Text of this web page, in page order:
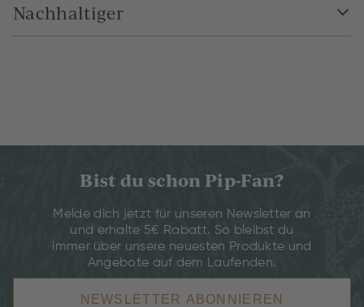
Nachhaltiger
Bist du schon Pip-Fan?
Melde dich jetzt für unseren Newsletter an
und erhalte 5€ Rabatt. So bleibst du
immer über unsere neuesten Produkte und
Angebote auf dem Laufenden.
NEWSLETTER ABONNIEREN